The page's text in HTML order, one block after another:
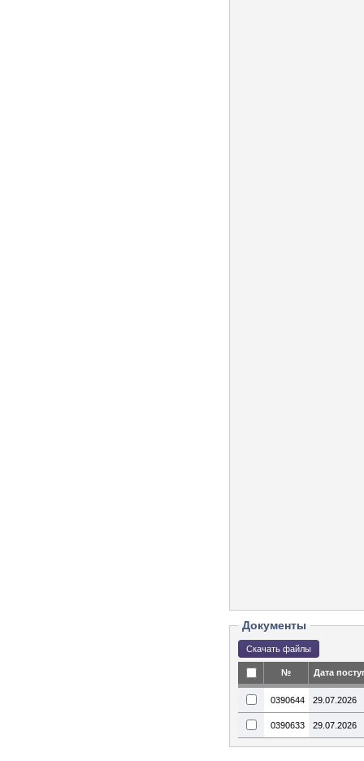
Документы
№ Дата
0390644 29.07.2026
0390633 29.07.2026